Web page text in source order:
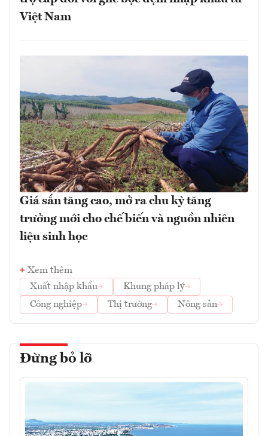
Việt Nam
Giá sắn tăng cao, mở ra chu kỳ tăng
trưởng mới cho chế biến và nguồn nhiên
liệu sinh học
Xem thêm
Xuất nhập khẩu
Khung pháp lý
Công nghiệp
Thị trường Nông sản
Đừng bỏ lỡ